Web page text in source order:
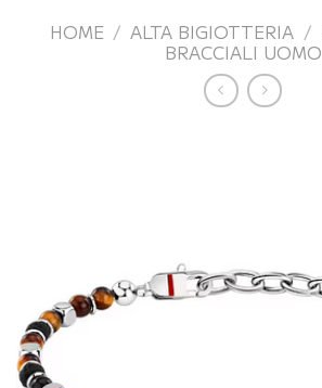
HOME / ALTA BIGIOTTERIA /
BRACCIALI UOMO